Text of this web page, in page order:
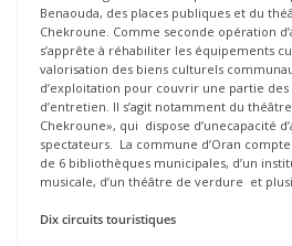
Benaouda, des places publiques et du
Chekroune. Comme seconde opération
s’apprête à réhabiliter les équipements
valorisation des biens culturels
d’exploitation pour couvrir une partie
d’entretien. Il s’agit notamment du
Chekroune», qui dispose d’unecapacité
spectateurs. La commune d’Oran
de 6 bibliothèques municipales, d’un
musicale, d’un théâtre de verdure et
Dix circuits touristiques